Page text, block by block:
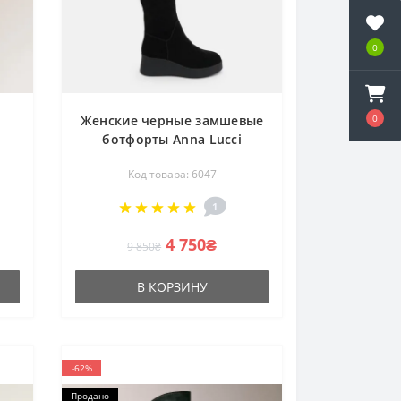
0
0
Женские черные замшевые
ботфорты Anna Lucci
6047 на платформе, с
утеплением еврозима
Код товара: 6047
1
9 850₴ 4 750₴
В КОРЗИНУ
-62%
Продано